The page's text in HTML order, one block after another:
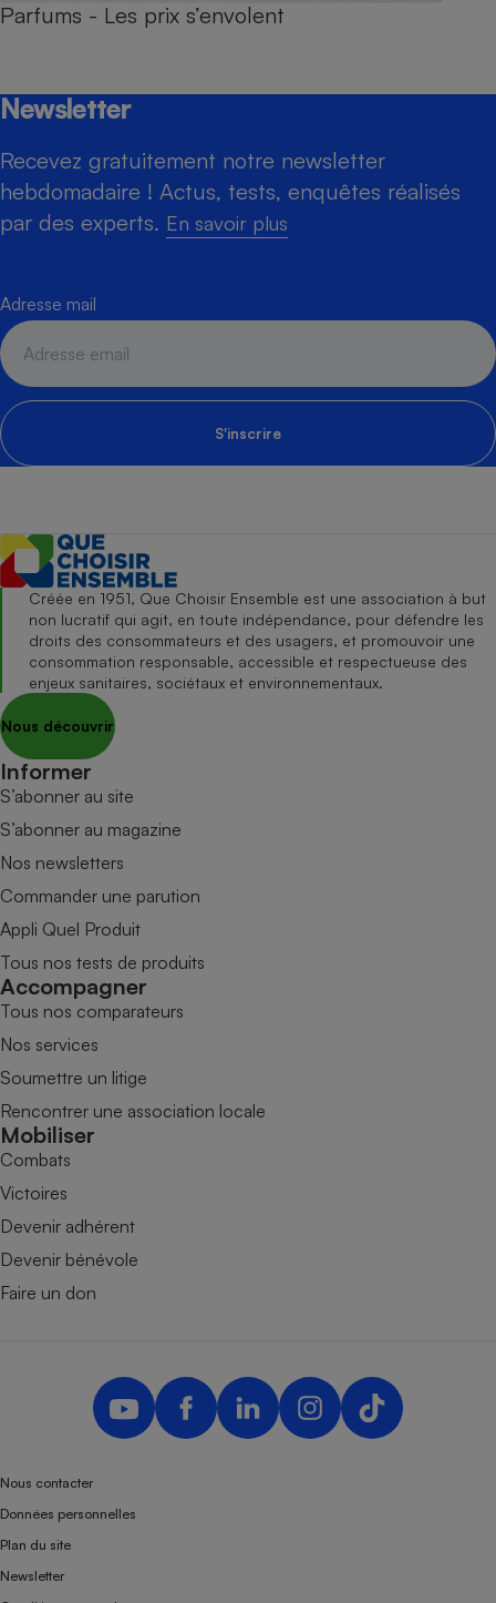
Parfums - Les prix s’envolent
Newsletter
Recevez gratuitement notre newsletter
hebdomadaire ! Actus, tests, enquêtes réalisés
par des experts. En savoir plus
Adresse mail
S'inscrire
Créée en 1951, Que Choisir Ensemble est une association à but
non lucratif qui agit, en toute indépendance, pour défendre les
droits des consommateurs et des usagers, et promouvoir une
consommation responsable, accessible et respectueuse des
enjeux sanitaires, sociétaux et environnementaux.
Nous découvrir
Informer
S’abonner au site
S’abonner au magazine
Nos newsletters
Commander une parution
Appli Quel Produit
Tous nos tests de produits
Accompagner
Tous nos comparateurs
Nos services
Soumettre un litige
Rencontrer une association locale
Mobiliser
Combats
Victoires
Devenir adhérent
Devenir bénévole
Faire un don
Nous contacter
Données personnelles
Plan du site
Newsletter